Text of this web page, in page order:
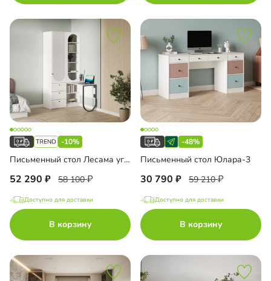
-10%
Письменный стол Лесама угловой
52 290 58 100
Доступно для доставки
В корзину
-48%
Письменный стол Юлара-3
30 790 59 210
Доступно для доставки
В корзину